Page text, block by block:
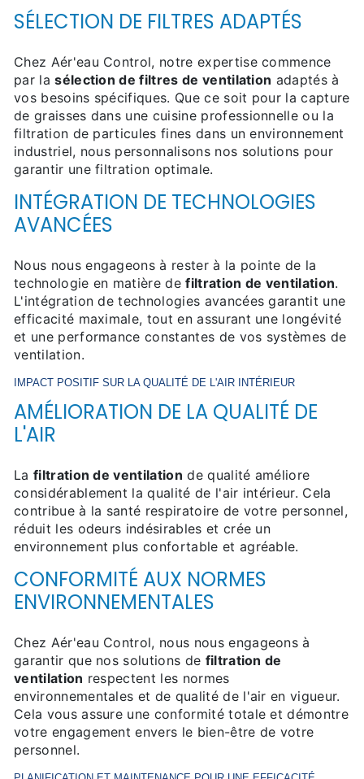
SÉLECTION DE FILTRES ADAPTÉS
Chez Aér'eau Control, notre expertise commence
par lasélection de filtres de ventilation adaptés à
vos besoins spécifiques. Que ce soit pour la capture
de graisses dans une cuisine professionnelle ou la
filtration de particules fines dans un environnement
industriel, nous personnalisons nos solutions pour
garantir une filtration optimale.
INTÉGRATION DE TECHNOLOGIES
AVANCÉES
Nous nous engageons à rester à la pointe de la
technologie en matière defiltration de ventilation.
L'intégration de technologies avancées garantit une
efficacité maximale, tout en assurant une longévité
et une performance constantes de vos systèmes de
ventilation.
IMPACT POSITIF SUR LA QUALITÉ DE L'AIR INTÉRIEUR
AMÉLIORATION DE LA QUALITÉ DE
L'AIR
La filtration de ventilation de qualité améliore
considérablement la qualité de l'air intérieur. Cela
contribue à la santé respiratoire de votre personnel,
réduit les odeurs indésirables et crée un
environnement plus confortable et agréable.
CONFORMITÉ AUX NORMES
ENVIRONNEMENTALES
Chez Aér'eau Control, nous nous engageons à
garantir que nos solutions de filtration de
ventilation respectent les normes
environnementales et de qualité de l'air en vigueur.
Cela vous assure une conformité totale et démontre
votre engagement envers le bien-être de votre
personnel.